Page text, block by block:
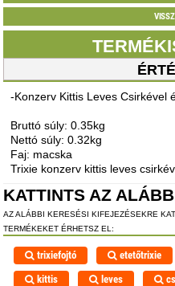
-Konzerv Kittis Leves Csirkével
Bruttó súly: 0.35kg
Nettó súly: 0.32kg
Faj: macska
Trixie konzerv kittis leves
KATTINTS AZ
AZ ALÁBBI KERESÉSI KIFEJEZÉSEKRE
TERMÉKEKET ÉRHETSZ EL:
trixiefojtó etetőtrixie
kittis
leves